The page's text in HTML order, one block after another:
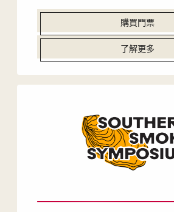
購買門票
了解更多